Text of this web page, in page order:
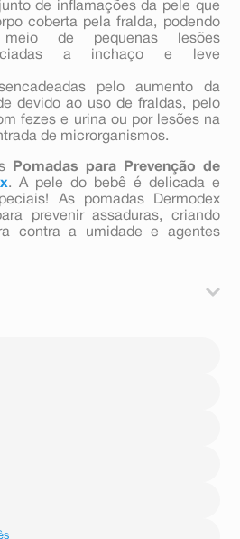
de inflamações da pele que
coberta pela fralda, podendo
meio de pequenas lesões
a inchaço e leve
pelo aumento da
devido ao uso de fraldas, pelo
fezes e urina ou por lesões na
de microrganismos.
Pomadas para
Prevenção de
. A pele do bebê é delicada e
As pomadas Dermodex
prevenir assaduras, criando
contra a umidade e agentes
troca de fraldas como meio
Prevent após o banho e